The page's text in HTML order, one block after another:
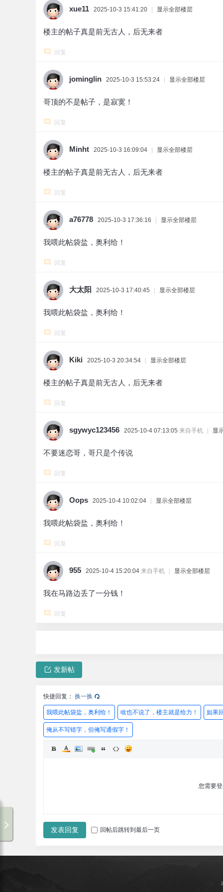
xue11 2025-10-3 15:41:20 显示全部楼层
楼主的帖子真是前无古人，后无来者
回复
jominglin 2025-10-3 15:53:24 显示全部楼层
哥顶的不是帖子，是寂寞！
回复
Minht 2025-10-3 16:09:04 显示全部楼层
楼主的帖子真是前无古人，后无来者
回复
a76778 2025-10-3 17:36:16 显示全部楼层
我喂此帖袋盐，奥利给！
回复
大太阳 2025-10-3 17:40:45 显示全部楼层
我喂此帖袋盐，奥利给！
回复
Kiki 2025-10-3 20:34:54 显示全部楼层
楼主的帖子真是前无古人，后无来者
回复
sgywyc123456 2025-10-4 07:13:05 来自手机 显
不要迷恋哥，哥只是个传说
回复
Oops 2025-10-4 10:02:04 显示全部楼层
我喂此帖袋盐，奥利给！
回复
955 2025-10-4 15:20:04 来自手机 显示全部楼层
我在马路边丢了一分钱！
回复
发新帖
快捷回复： 换一换
我喂此帖袋盐，奥利给！ 啥也不说了，楼主就是给力！ 如果
俺从不写错字，但俺写通假字！
您需要
发表回复 回帖后跳转到最后一页
专辑循环